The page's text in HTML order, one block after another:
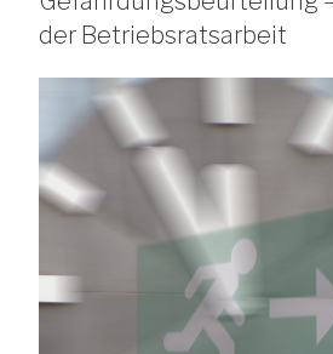
der Betriebsratsarbeit